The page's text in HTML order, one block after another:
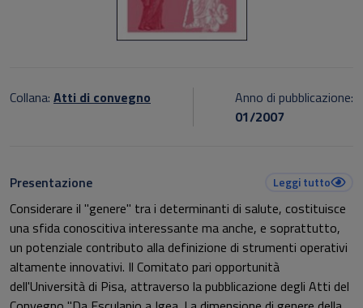
Collana: Atti di convegno
Anno di pubblicazione:
01/2007
Presentazione Leggi tutto
Considerare il "genere" tra i determinanti di salute, costituisce
una sfida conoscitiva interessante ma anche, e soprattutto,
un potenziale contributo alla definizione di strumenti operativi
altamente innovativi. Il Comitato pari opportunità
dell'Università di Pisa, attraverso la pubblicazione degli Atti del